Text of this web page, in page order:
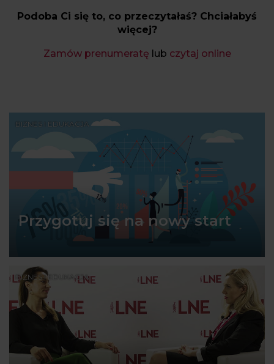
Podoba Ci się to, co przeczytałaś? Chciałabyś
więcej?
Zamów prenumeratę lub czytaj online
BIZNES I EDUKACJA
Przygotuj się na nowy start
BIZNES I EDUKACJA